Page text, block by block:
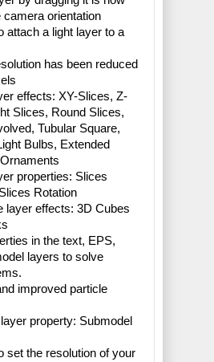
camera orientation
attach a light layer to a
has been reduced
effects: XY-Slices, Z-
Slices, Round Slices,
Tubular Square,
Bulbs, Extended
properties: Slices
Rotation
layer effects: 3D Cubes
in the text, EPS,
layers to solve
improved particle
property: Submodel
set the resolution of your